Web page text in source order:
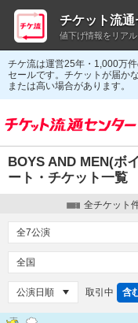
チケ流は運営25年・1,000万
セールです。チケットが届か
または高い場合があります。
BOYS AND MEN(ボ
ート・チケット一覧
全チケット
取引中 含
チケット流
値下げ情報をリア